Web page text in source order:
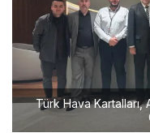
Türk Hava Kartalları,